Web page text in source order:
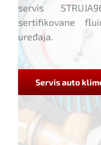
servis
sertifikovane
uređaja.
Servis auto